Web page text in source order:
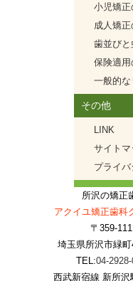
小児矯正
成人矯正
歯並びと
保険適
一般的な
その他
LINK
サイトマ
プライ
所沢の矯正
アクイユ矯正歯科
〒359-
埼玉県所沢市緑町
TEL:04-
西武新宿線 新所沢